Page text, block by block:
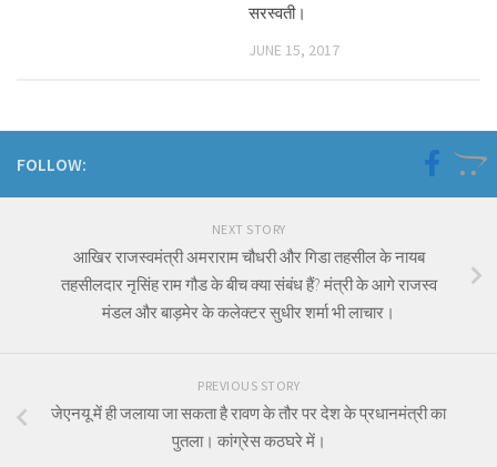
सरस्वती।
JUNE 15, 2017
FOLLOW:
NEXT STORY
आखिर राजस्वमंत्री अमराराम चौधरी और गिडा तहसील के नायब
तहसीलदार नृसिंह राम गौड के बीच क्या संबंध हैं? मंत्री के आगे राजस्व
मंडल और बाड़मेर के कलेक्टर सुधीर शर्मा भी लाचार।
PREVIOUS STORY
जेएनयू में ही जलाया जा सकता है रावण के तौर पर देश के प्रधानमंत्री का
पुतला। कांग्रेस कठघरे में।